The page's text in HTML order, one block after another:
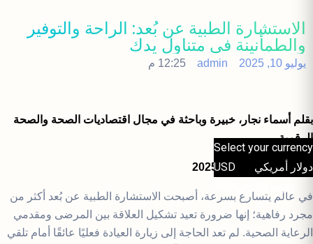
الاستشارة الطبية عن بُعد: الراحة والتوفير
والطمأنينة في متناول يدك
يوليو 10, 2025 admin 12:25 م
بقلم أسماء نجار، خبيرة وباحثة في مجال اقتصاديات الصحة والصحة
الرقمية
تاريخ النشر: 10 يوليو 2025
في عالم يتسارع بسرعة، أصبحت الاستشارة الطبية عن بُعد أكثر من
مجرد رفاهية؛ إنها ضرورة تعيد تشكيل العلاقة بين المرضى ومقدمي
الرعاية الصحية. لم تعد الحاجة إلى زيارة العيادة فعليًا عائقًا أمام تلقي
Select your currency
USD
دولار أمريكي